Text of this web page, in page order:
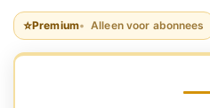
⭐Premium Alleen voor abonnees